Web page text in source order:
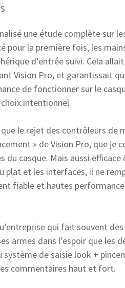
une étude complète sur
pour la première fois, les
d’entrée suivi. Cela
Vision Pro, et garantissait
de fonctionner sur le
intentionnel.
le rejet des contrôleurs de
» de Vision Pro, que je
du casque. Mais aussi
plat et les interfaces, il ne
fiable et hautes
qui fait souvent des
armes dans l’espoir que les
système de saisie look +
commentaires haut et fort.